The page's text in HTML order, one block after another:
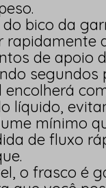
bico da
rapidamente
de apoio
segundos
líquido,
mínimo
de fluxo
o frasco é